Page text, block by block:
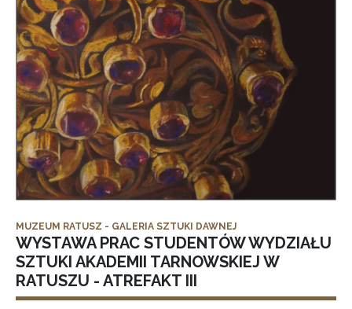
MUZEUM RATUSZ - GALERIA SZTUKI DAWNEJ
WYSTAWA PRAC STUDENTÓW WYDZIAŁU
SZTUKI AKADEMII TARNOWSKIEJ W
RATUSZU - ATREFAKT III